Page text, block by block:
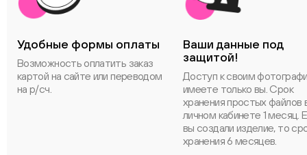
Удобные формы оплаты
Возможность оплатить заказ
картой на сайте или переводом
на р/сч.
Ваши данные под
защитой!
Доступ к своим
имеете только вы. Срок
хранения простых файлов
личном кабинете 1 месяц.
вы создали изделие, то
хранения 6 месяцев.